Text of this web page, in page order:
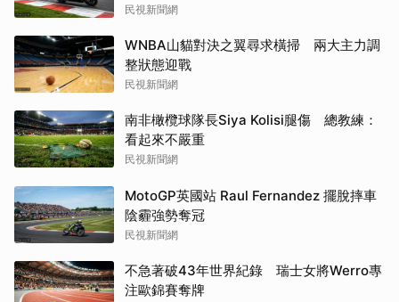
民視新聞網
WNBA山貓對決之翼尋求橫掃 兩大主力調
整狀態迎戰
民視新聞網
南非橄欖球隊長Siya Kolisi腿傷 總教練：
看起來不嚴重
民視新聞網
MotoGP英國站 Raul Fernandez 擺脫摔車
陰霾強勢奪冠
民視新聞網
不急著破43年世界紀錄 瑞士女將Werro專
注歐錦賽奪牌